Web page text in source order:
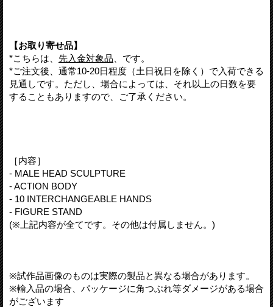
【お取り寄せ品】
*こちらは、 先入金対象品 、です。
*ご注文後、通常10-20日程度（土日祝日を除く）で入荷できる
見通しです。ただし、場合によっては、それ以上の日数を要
することもありますので、ご了承ください。
［内容］
- MALE HEAD SCULPTURE
- ACTION BODY
- 10 INTERCHANGEABLE HANDS
- FIGURE STAND
(※上記内容が全てです。その他は付属しません。)
※試作品画像のものは実際の製品と異なる場合があります。
※輸入品の場合、パッケージに角つぶれ等ダメージがある場合
がございます